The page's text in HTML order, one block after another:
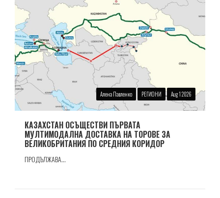
Алена Павленко РЕГИОНИ Aug 1 2026
КАЗАХСТАН ОСЪЩЕСТВИ ПЪРВАТА
МУЛТИМОДАЛНА ДОСТАВКА НА ТОРОВЕ ЗА
ВЕЛИКОБРИТАНИЯ ПО СРЕДНИЯ КОРИДОР
ПРОДЪЛЖАВА...